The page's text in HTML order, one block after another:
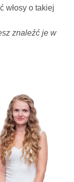
włosy o takiej
znaleźć je w